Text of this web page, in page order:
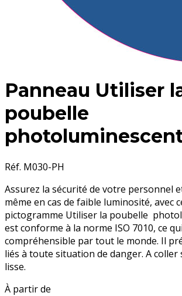
Panneau Utiliser
poubelle
Réf. M030-PH
Assurez la sécurité de votre personnel
même en cas de faible luminosité, avec
pictogramme Utiliser la poubelle
est conforme à la norme ISO 7010, ce
compréhensible par tout le monde. Il
liés à toute situation de danger. A coller
lisse.
À partir de